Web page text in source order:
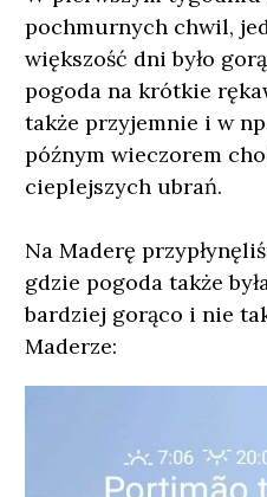
pochmurnych chwil,
większość dni było
pogoda na krótkie
także przyjemnie i w
późnym wieczorem
cieplejszych ubrań.
Na Maderę
gdzie pogoda także
bardziej gorąco i nie
Maderze: